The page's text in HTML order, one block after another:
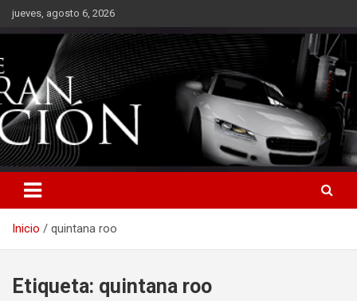
Saltarjueves, agosto 6, 2026
Inicio quintana roo
Etiqueta: quintana roo